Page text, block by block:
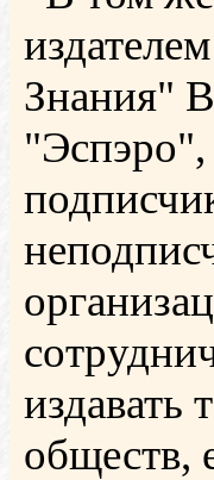
Знания"
"Эспэро",
издавать
обществ,